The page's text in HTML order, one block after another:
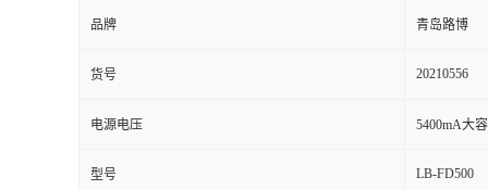
品牌 青岛路博
货号 20210556
电源电压 5400mA大
型号 LB-FD500